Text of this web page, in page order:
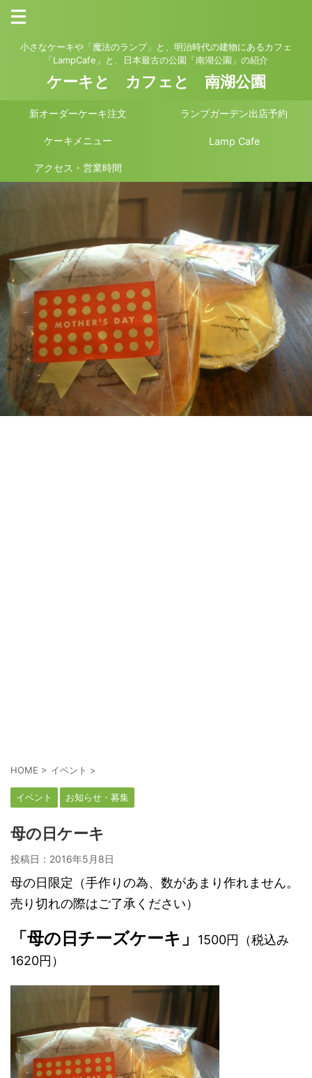
小さなケーキや「魔法のランプ」と、明治時代の建物にあるカフェ
「LampCafe」と、日本最古の公園「南湖公園」の紹介
ケーキと カフェと 南湖公園
新オーダーケーキ注文 ランプガーデン出店予約
ケーキメニュー Lamp Cafe
アクセス・営業時間
HOME > イベント >
イベント お知らせ・募集
母の日ケーキ
投稿日： 2016年5月8日
母の日限定（手作りの為、数があまり作れません。
売り切れの際はご了承ください）
「母の日チーズケーキ」
1500円（税込み
1620円）